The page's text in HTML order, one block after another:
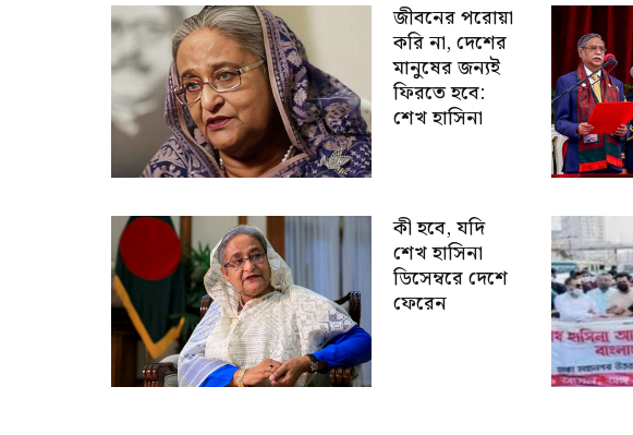
জীবনের পরোয়া
করি না, দেশের
মানুষের জন্যই
ফিরতে হবে:
শেখ হাসিনা
কী হবে, যদি
শেখ হাসিনা
ডিসেম্বরে দেশে
ফেরেন